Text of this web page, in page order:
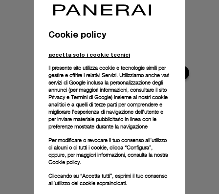
Cookie policy
accetta solo i cookie tecnici
Il presente sito utilizza cookie e tecnologie simili per
gestire e offrire i relativi Servizi. Utilizziamo anche vari
servizi di Google inclusa la personalizzazione degli
annunci (per maggiori informazioni, consultare il sito
Privacy e Termini di Google) insieme ai nostri cookie
analitici e a quelli di terze parti per comprendere e
migliorare l'esperienza di navigazione dell'utente e
per inviare materiale pubblicitario in linea con le
preferenze mostrate durante la navigazione
Per modificare o revocare il tuo consenso all’utilizzo
di alcuni o di tutti i cookie, clicca “Configura”,
oppure, per maggiori informazioni, consulta la nostra
Cookie policy.
Cliccando su “Accetta tutti”, esprimi il tuo consenso
all’utilizzo dei cookie sopraindicati.